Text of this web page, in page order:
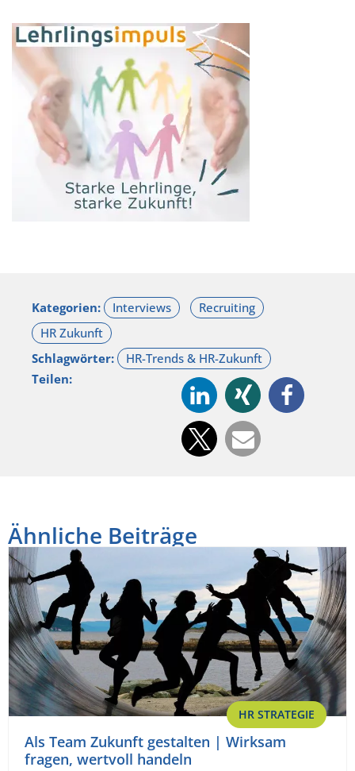
Kategorien:
Schlagwörter:
Teilen:
Ähnliche Beiträge
HR STRATEGIE
Als Team Zukunft gestalten | Wirksam
fragen, wertvoll handeln